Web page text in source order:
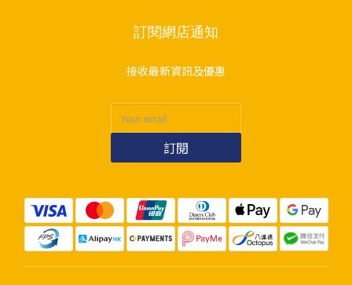
訂閱網店通知
接收最新資訊及優惠
訂閱